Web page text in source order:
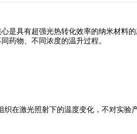
是具有超强光热转化效率的纳米材料
药物、不同浓度的温升过程。
织在激光照射下的温度变化，不对实验